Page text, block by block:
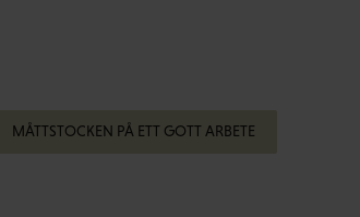
MÅTTSTOCKEN PÅ ETT GOTT ARBETE